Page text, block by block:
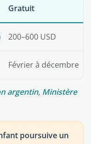
Gratuit
200–600 USD
Février à décembre
argentin, Ministère
poursuive un